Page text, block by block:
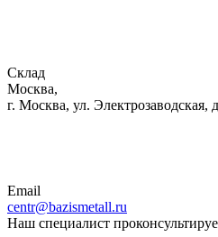
Склад
Москва,
г. Москва, ул. Электрозаводская,
Email
centr@bazismetall.ru
Наш специалист